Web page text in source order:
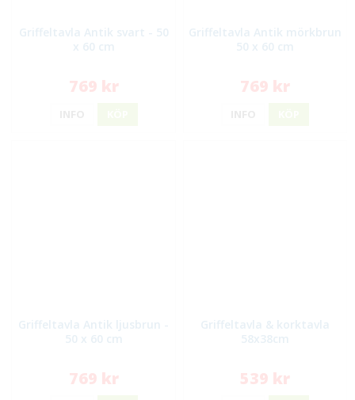
Griffeltavla Antik svart - 50
x 60 cm
769 kr
Griffeltavla Antik mörkbrun
50 x 60 cm
769 kr
Griffeltavla Antik ljusbrun -
50 x 60 cm
769 kr
Griffeltavla & korktavla
58x38cm
539 kr